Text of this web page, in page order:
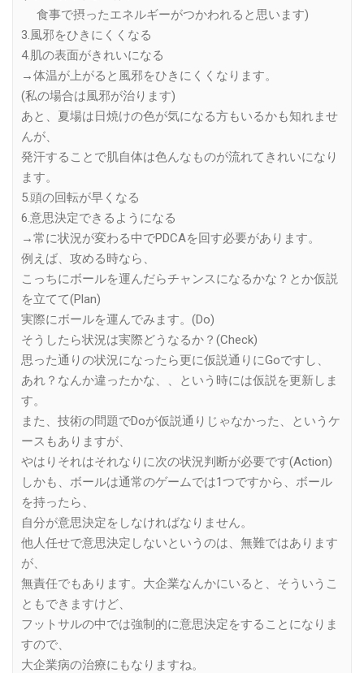
食事で摂ったエネルギーがつかわれると思います)
3.風邪をひきにくくなる
4.肌の表面がきれいになる
→体温が上がると風邪をひきにくくなります。
(私の場合は風邪が治ります)
あと、夏場は日焼けの色が気になる方もいるかも知れませ
んが、
発汗することで肌自体は色んなものが流れてきれいになり
ます。
5.頭の回転が早くなる
6.意思決定できるようになる
→常に状況が変わる中でPDCAを回す必要があります。
例えば、攻める時なら、
こっちにボールを運んだらチャンスになるかな？とか仮説
を立てて(Plan)
実際にボールを運んでみます。(Do)
そうしたら状況は実際どうなるか？(Check)
思った通りの状況になったら更に仮説通りにGoですし、
あれ？なんか違ったかな、、という時には仮説を更新しま
す。
また、技術の問題でDoが仮説通りじゃなかった、というケ
ースもありますが、
やはりそれはそれなりに次の状況判断が必要です(Action)
しかも、ボールは通常のゲームでは1つですから、ボール
を持ったら、
自分が意思決定をしなければなりません。
他人任せで意思決定しないというのは、無難ではあります
が、
無責任でもあります。大企業なんかにいると、そういうこ
ともできますけど、
フットサルの中では強制的に意思決定をすることになりま
すので、
大企業病の治療にもなりますね。